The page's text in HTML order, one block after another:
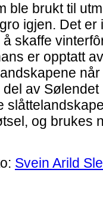
ble brukt til
igjen. Det
skaffe
er opptatt
del av
og brukes
Svein Arild